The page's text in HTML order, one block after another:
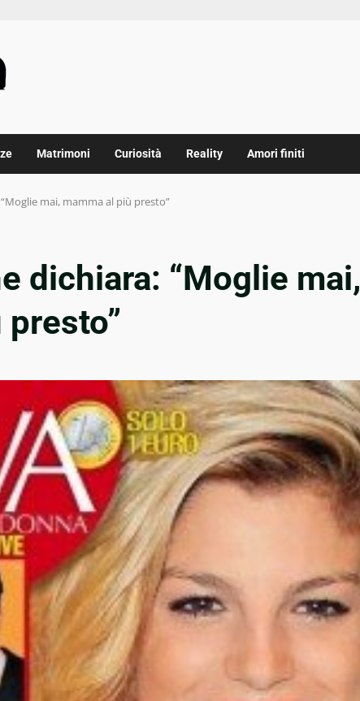
Matrimoni Curiosità Reality Amori finiti
mai, mamma al più presto”
dichiara: “Moglie mai,